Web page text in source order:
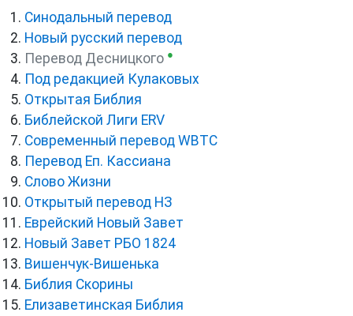
Синодальный перевод
Новый русский перевод
Перевод Десницкого ●
Под редакцией Кулаковых
Открытая Библия
Библейской Лиги ERV
Cовременный перевод WBTC
Перевод Еп. Кассиана
Слово Жизни
Открытый перевод НЗ
Еврейский Новый Завет
Новый Завет РБО 1824
Вишенчук-Вишенька
Библия Скорины
Елизаветинская Библия